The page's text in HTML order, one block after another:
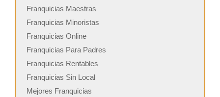
Franquicias Maestras
Franquicias Minoristas
Franquicias Online
Franquicias Para Padres
Franquicias Rentables
Franquicias Sin Local
Mejores Franquicias